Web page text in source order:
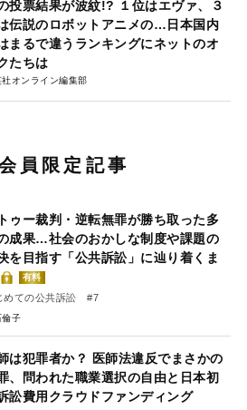
投票結果が波紋!? １位はエヴァ、３
伝説のロボットアニメの…日本国内
まるで違うランキングにネットのオ
たちは
社オンライン編集部
員限定記事
ゥー裁判・逆転無罪が勝ち取った多
成果…社会のおかしな制度や課題の
を目指す「公共訴訟」に辿り着くま
有料
めての公共訴訟 #7
倫子
は犯罪者か？ 医師法違反でまさかの
、問われた職業選択の自由と日本初
訟費用クラウドファンディング